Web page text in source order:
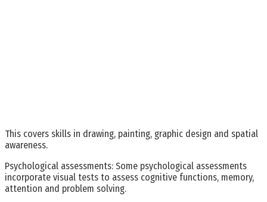
This covers skills in drawing, painting, graphic design and spatial
awareness.
Psychological assessments: Some psychological assessments
incorporate visual tests to assess cognitive functions, memory,
attention and problem solving.